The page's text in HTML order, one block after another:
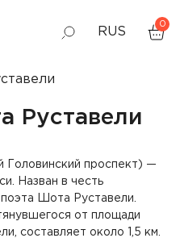
RUS
0
Руставели
Головинский проспект) —
Назван в честь
Шота Руставели.
от площади
составляет около 1,5 км.